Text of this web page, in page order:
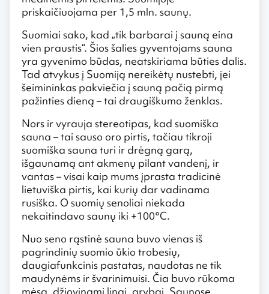
priskaičiuojama per 1,5 mln. saunų.
Suomiai sako, kad „tik barbarai į sauną eina
vien praustis“. Šios šalies gyventojams sauna
yra gyvenimo būdas, neatskiriama būties dalis.
Tad atvykus į Suomiją nereikėtų nustebti, jei
šeimininkas pakviečia į sauną pačią pirmą
pažinties dieną – tai draugiškumo ženklas.
Nors ir vyrauja stereotipas, kad suomiška
sauna – tai sauso oro pirtis, tačiau tikroji
suomiška sauna turi ir drėgną garą,
išgaunamą ant akmenų pilant vandenį, ir
vantas – visai kaip mums įprasta tradicinė
lietuviška pirtis, kai kurių dar vadinama
rusiška. O suomių senoliai niekada
nekaitindavo saunų iki +100°C.
Nuo seno rąstinė sauna buvo vienas iš
pagrindinių suomio ūkio trobesių,
daugiafunkcinis pastatas, naudotas ne tik
maudynėms ir švarinimuisi. Čia buvo rūkoma